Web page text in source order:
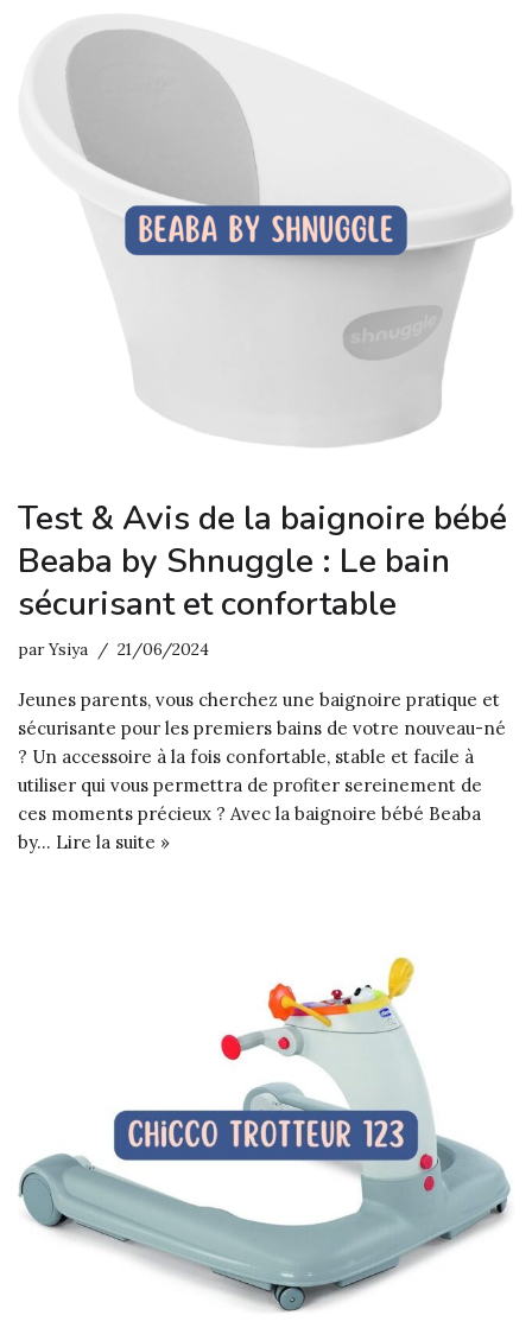
Test & Avis de la baignoire bébé
Beaba by Shnuggle : Le bain
sécurisant et confortable
parYsiya 21/06/2024
Jeunes parents, vous cherchez une baignoire pratique et
sécurisante pour les premiers bains de votre nouveau-né
? Un accessoire à la fois confortable, stable et facile à
utiliser qui vous permettra de profiter sereinement de
ces moments précieux ? Avec la baignoire bébé Beaba
by… Lire la suite »